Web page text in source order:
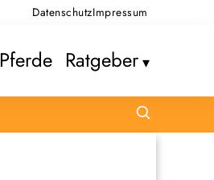
DatenschutzImpressum
Pferde Ratgeber